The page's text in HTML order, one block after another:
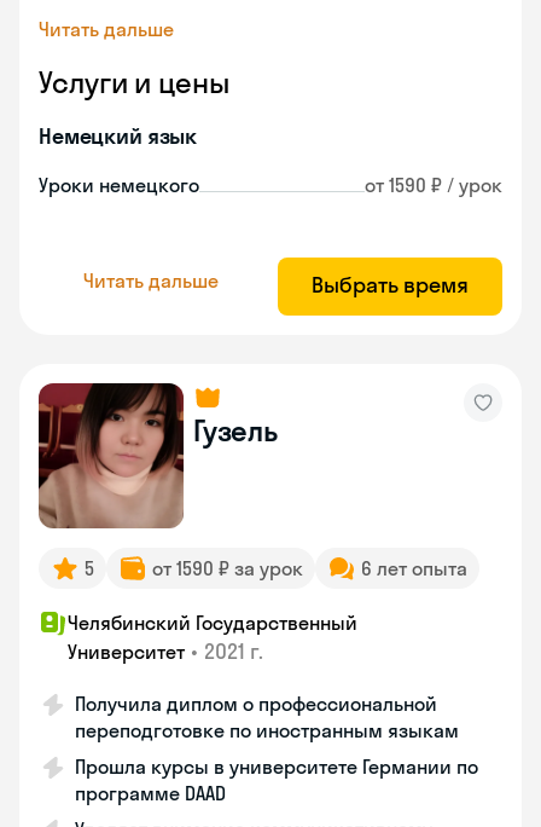
Читать дальше
Услуги и цены
Немецкий язык
Уроки немецкого от 1590 ₽ / урок
Читать дальше Выбрать время
Гузель
5 от 1590 ₽ за урок 6 лет опыта
Челябинский Государственный
Университет • 2021 г.
Получила диплом о профессиональной
переподготовке по иностранным языкам
Прошла курсы в университете Германии по
программе DAAD